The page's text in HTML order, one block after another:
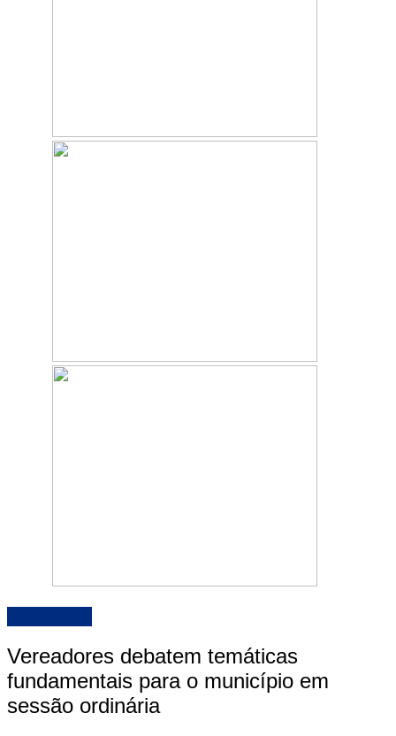
Vereadores debatem temáticas
fundamentais para o município em
sessão ordinária